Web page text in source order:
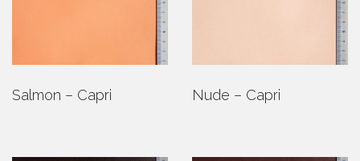
Salmon – Capri Nude – Capri